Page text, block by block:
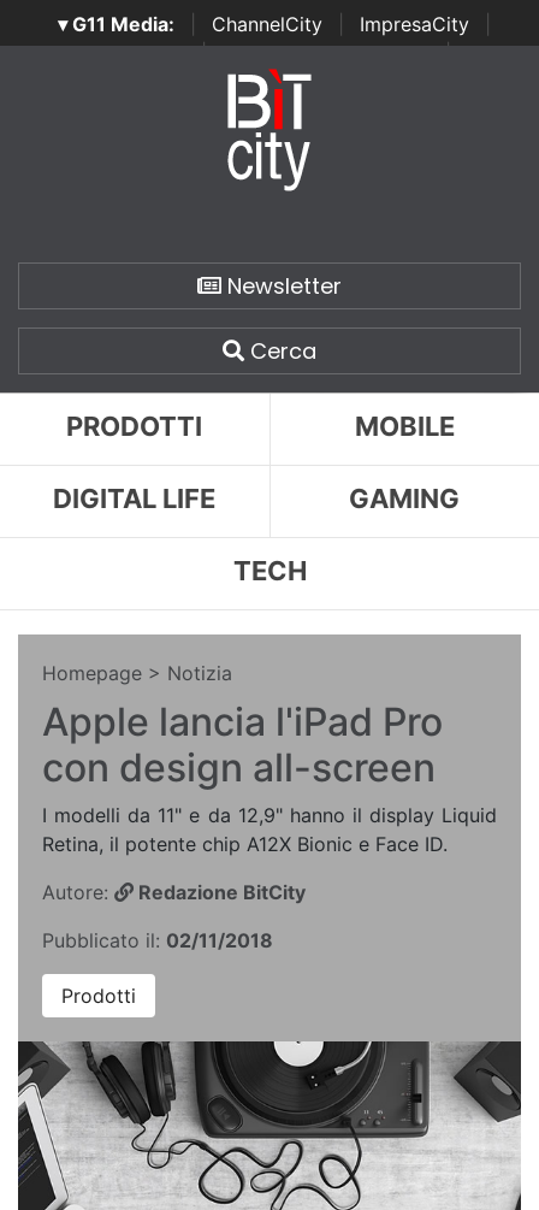
▾ G11 Media: ChannelCity ImpresaCity
SecurityOpenLab | Italian Channel Awards | Italian
Italian Security Awards
Newsletter
Cerca
PRODOTTI MOBILE
DIGITAL LIFE GAMING
TECH
Homepage > Notizia
Apple lancia l'iPad Pro
con design all-screen
I modelli da 11" e da 12,9" hanno il display Liquid
Retina, il potente chip A12X Bionic e Face ID.
Autore:
Redazione BitCity
Pubblicato il: 02/11/2018
Prodotti